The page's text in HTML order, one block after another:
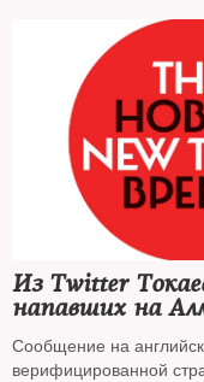
Из Twitter
напавших на
Сообщение на
верифицированной